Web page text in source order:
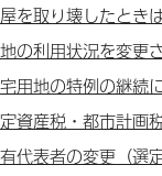
を取り壊したとき
の利用状況を変更
用地の特例の継続
資産税・都市計画
代表者の変更（選